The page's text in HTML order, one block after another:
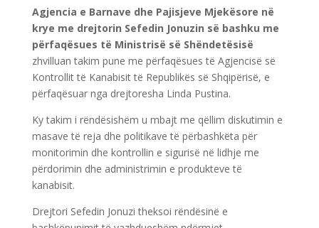
Agjencia e Barnave dhe Pajisjeve Mjekësore në
krye me drejtorin Sefedin Jonuzin së bashku me
përfaqësues të Ministrisë së Shëndetësisë
zhvilluan takim pune me përfaqësues të Agjencisë së
Kontrollit të Kanabisit të Republikës së Shqipërisë, e
përfaqësuar nga drejtoresha Linda Pustina.
Ky takim i rëndësishëm u mbajt me qëllim diskutimin e
masave të reja dhe politikave të përbashkëta për
monitorimin dhe kontrollin e sigurisë në lidhje me
përdorimin dhe administrimin e produkteve të
kanabisit.
Drejtori Sefedin Jonuzi theksoi rëndësinë e